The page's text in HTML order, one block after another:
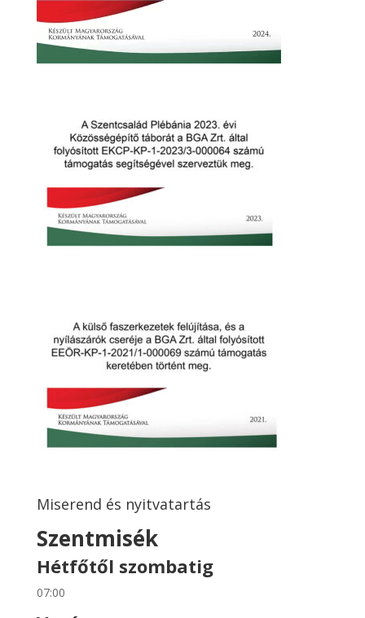
Miserend és nyitvatartás
Szentmisék
Hétfőtől szombatig
07:00